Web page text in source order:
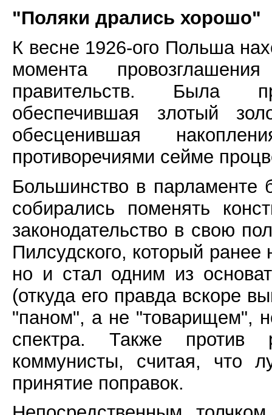
"Поляки дрались хорошо"
К весне 1926-ого Польша
момента
правительств. Была
обеспечившая злотый
обесценившая
противоречиями сейме
Большинство в парламенте
собирались поменять
законодательство в свою
Пилсудского, который
но и стал одним из
(откуда его правда вскоре
"паном", а не "товарищем",
спектра. Также против
коммунисты, считая, что
принятие поправок.